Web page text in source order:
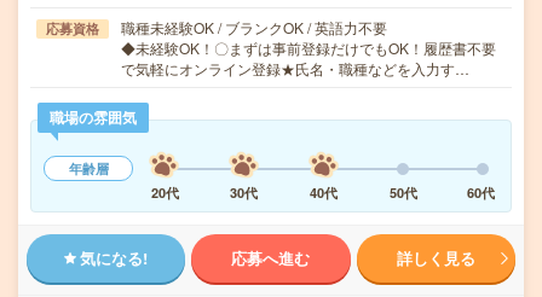
応募資格
職種未経験OK / ブランクOK / 英語力不要
◆未経験OK！〇まずは事前登録だけでもOK！履歴書不要
で気軽にオンライン登録★氏名・職種などを入力す…
職場の雰囲気
年齢層
20代
30代 40代 50代 60代
気になる! 応募へ進む 詳しく見る